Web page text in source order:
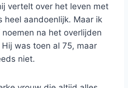
vertelt over het leven met
heel aandoenlijk. Maar ik
noemen na het overlijden
was toen al 75, maar
niet.